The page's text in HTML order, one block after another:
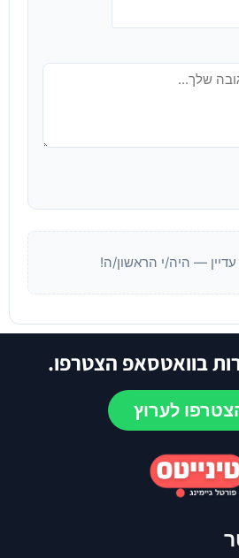
עדיין — היה/י הראשון/ה!
בוואטסאפ הצטרפו.
לערוץ